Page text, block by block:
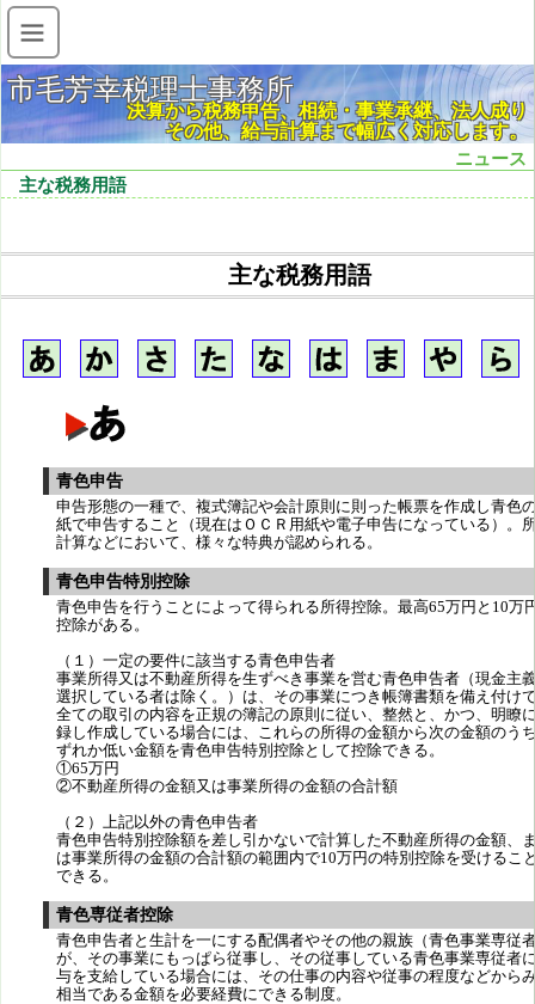
市毛芳幸税理士事務所
決算から税務申告、相続・事業承継、法人成り
その他、給与計算まで幅広く対応します。
ニュース
主な税務用語
主な税務用語
青色申告
申告形態の一種で、複式簿記や会計原則に則った帳票を作成し青色
紙で申告すること（現在はＯＣＲ用紙や電子申告になっている）。
計算などにおいて、様々な特典が認められる。
青色申告特別控除
青色申告を行うことによって得られる所得控除。最高65万円と10万
控除がある。
（１）一定の要件に該当する青色申告者
事業所得又は不動産所得を生ずべき事業を営む青色申告者（現金主
選択している者は除く。）は、その事業につき帳簿書類を備え付け
全ての取引の内容を正規の簿記の原則に従い、整然と、かつ、明瞭
録し作成している場合には、これらの所得の金額から次の金額のう
ずれか低い金額を青色申告特別控除として控除できる。
①65万円
②不動産所得の金額又は事業所得の金額の合計額
（２）上記以外の青色申告者
青色申告特別控除額を差し引かないで計算した不動産所得の金額、
は事業所得の金額の合計額の範囲内で10万円の特別控除を受けるこ
できる。
青色専従者控除
青色申告者と生計を一にする配偶者やその他の親族（青色事業専従
が、その事業にもっぱら従事し、その従事している青色事業専従者
与を支給している場合には、その仕事の内容や従事の程度などから
相当である金額を必要経費にできる制度。